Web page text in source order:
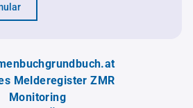
Melderegister ZMR
Monitoring